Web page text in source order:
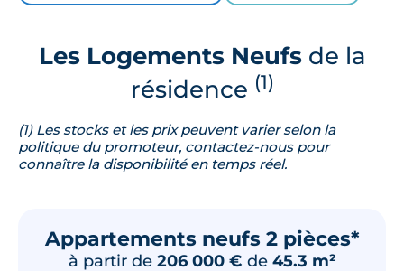
Les Logements Neufsde la
résidence (1)
(1) Les stocks et les prix peuvent varier selon la
politique du promoteur, contactez-nous pour
connaître la disponibilité en temps réel.
Appartements neufs 2 pièces*
à partir de 206 000 € de 45.3 m²